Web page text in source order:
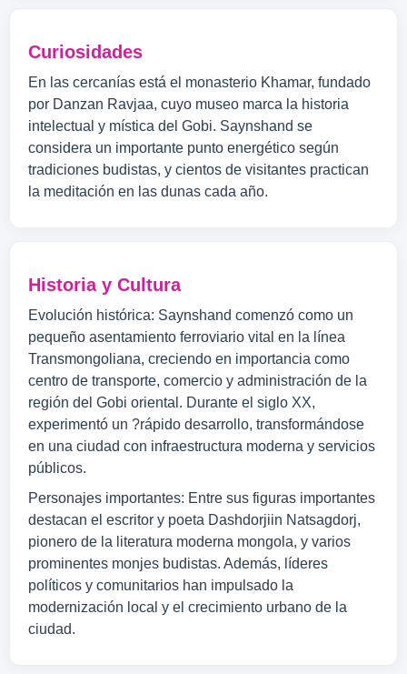
Curiosidades
En las cercanías está el monasterio Khamar, fundado
por Danzan Ravjaa, cuyo museo marca la historia
intelectual y mística del Gobi. Saynshand se
considera un importante punto energético según
tradiciones budistas, y cientos de visitantes practican
la meditación en las dunas cada año.
Historia y Cultura
Evolución histórica: Saynshand comenzó como un
pequeño asentamiento ferroviario vital en la línea
Transmongoliana, creciendo en importancia como
centro de transporte, comercio y administración de la
región del Gobi oriental. Durante el siglo XX,
experimentó un ?rápido desarrollo, transformándose
en una ciudad con infraestructura moderna y servicios
públicos.
Personajes importantes: Entre sus figuras importantes
destacan el escritor y poeta Dashdorjiin Natsagdorj,
pionero de la literatura moderna mongola, y varios
prominentes monjes budistas. Además, líderes
políticos y comunitarios han impulsado la
modernización local y el crecimiento urbano de la
ciudad.